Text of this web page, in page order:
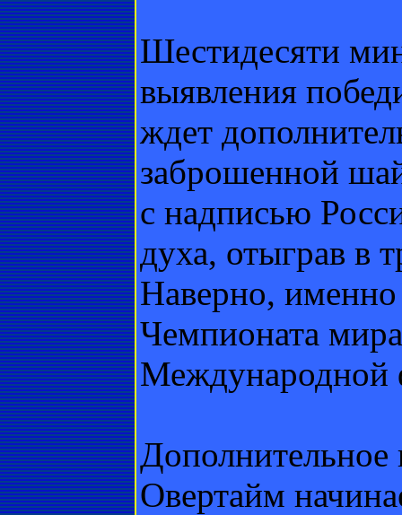
Шестидесяти
выявления
ждет
заброшенной
с надписью
духа, отыграв в
Наверно,
Чемпионата
Международной
Дополнительное
Овертайм